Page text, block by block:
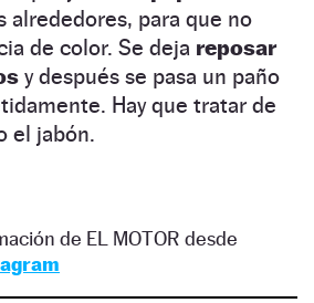
alrededores, para que no
de color. Se deja reposar
y después se pasa un paño
Hay que tratar de
el jabón.
de EL MOTOR desde